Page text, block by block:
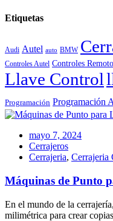
Etiquetas
Audi Autel auto BMW
Controles Autel Controles
Llave Control
Programación Programación
mayo 7, 2024
Cerrajeros
Cerrajeria, Cerrajeria
Máquinas de Punto
En el mundo de la
milimétrica para crear